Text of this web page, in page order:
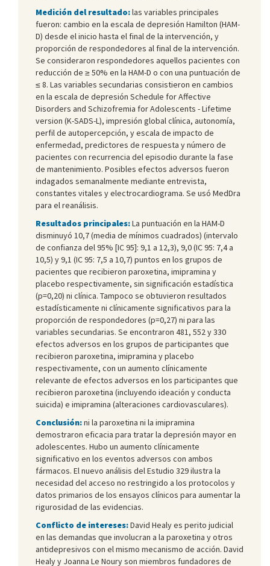
Medición del resultado:las variables principales
fueron: cambio en la escala de depresión Hamilton (HAM-
D) desde el inicio hasta el final de la intervención, y
proporción de respondedores al final de la intervención.
Se consideraron respondedores aquellos pacientes con
reducción de ≥ 50% en la HAM-D o con una puntuación de
≤ 8. Las variables secundarias consistieron en cambios
en la escala de depresión Schedule for Affective
Disorders and Schizofremia for Adolescents - Lifetime
version (K-SADS-L), impresión global clínica, autonomía,
perfil de autopercepción, y escala de impacto de
enfermedad, predictores de respuesta y número de
pacientes con recurrencia del episodio durante la fase
de mantenimiento. Posibles efectos adversos fueron
indagados semanalmente mediante entrevista,
constantes vitales y electrocardiograma. Se usó MedDra
para el reanálisis.
Resultados principales:La puntuación en la HAM-D
disminuyó 10,7 (media de mínimos cuadrados) (intervalo
de confianza del 95% [IC 95]: 9,1 a 12,3), 9,0 (IC 95: 7,4 a
10,5) y 9,1 (IC 95: 7,5 a 10,7) puntos en los grupos de
pacientes que recibieron paroxetina, imipramina y
placebo respectivamente, sin significación estadística
(p=0,20) ni clínica. Tampoco se obtuvieron resultados
estadísticamente ni clínicamente significativos para la
proporción de respondedores (p=0,27) ni para las
variables secundarias. Se encontraron 481, 552 y 330
efectos adversos en los grupos de participantes que
recibieron paroxetina, imipramina y placebo
respectivamente, con un aumento clínicamente
relevante de efectos adversos en los participantes que
recibieron paroxetina (incluyendo ideación y conducta
suicida) e imipramina (alteraciones cardiovasculares).
Conclusión:ni la paroxetina ni la imipramina
demostraron eficacia para tratar la depresión mayor en
adolescentes. Hubo un aumento clínicamente
significativo en los eventos adversos con ambos
fármacos. El nuevo análisis del Estudio 329 ilustra la
necesidad del acceso no restringido a los protocolos y
datos primarios de los ensayos clínicos para aumentar la
rigurosidad de las evidencias.
Conflicto de intereses:David Healy es perito judicial
en las demandas que involucran a la paroxetina y otros
antidepresivos con el mismo mecanismo de acción. David
Healy y Joanna Le Noury son miembros fundadores de